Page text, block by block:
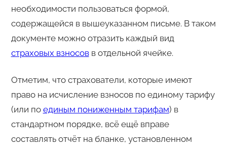
необходимости пользоваться формой,
содержащейся в вышеуказанном письме. В таком
документе можно отразить каждый вид
страховых взносовв отдельной ячейке.
Отметим, что страхователи, которые имеют
право на исчисление взносов по единому тарифу
(или по единым пониженным тарифам) в
стандартном порядке, всё ещё вправе
составлять отчёт на бланке, установленном